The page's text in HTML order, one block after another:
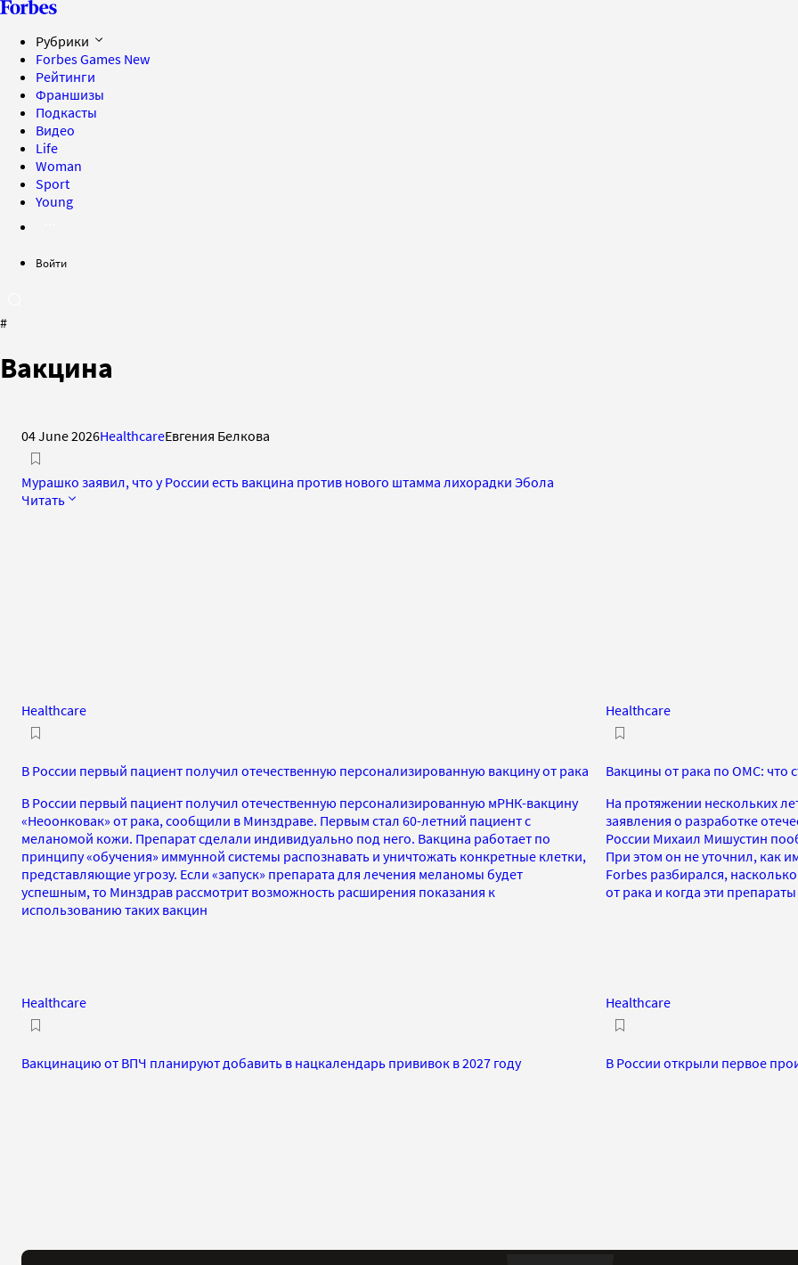
Рубрики
Forbes Games New
Рейтинги
Франшизы
Подкасты
Видео
Life
Woman
Sport
Young
Войти
#
Вакцина
04 June 2026HealthcareЕвгения Белкова
Мурашко заявил, что у России есть вакцина против нового штамма лихорадки Эбола
Читать
Healthcare
В России первый пациент получил отечественную персонализированную вакцину от рака
В России первый пациент получил отечественную персонализированную мРНК-вакцину
«Неоонковак» от рака, сообщили в Минздраве. Первым стал 60-летний пациент с
меланомой кожи. Препарат сделали индивидуально под него. Вакцина работает по
принципу «обучения» иммунной системы распознавать и уничтожать конкретные клетки,
представляющие угрозу. Если «запуск» препарата для лечения меланомы будет
успешным, то Минздрав рассмотрит возможность расширения показания к
использованию таких вакцин
Healthcare
Вакцины от рака по ОМС: что
На протяжении нескольких
заявления о разработке
России Михаил Мишустин
При этом он не уточнил, как
Forbes разбирался,
от рака и когда эти
Healthcare
Вакцинацию от ВПЧ планируют добавить в нацкалендарь прививок в 2027 году
Healthcare
В России открыли первое